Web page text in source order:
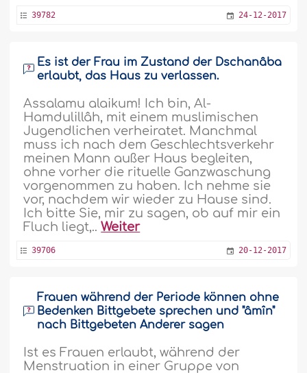
39782 24-12-2017
Es ist der Frau im Zustand der Dschanâba
erlaubt, das Haus zu verlassen.
Assalamu alaikum! Ich bin, Al-
Hamdulillâh, mit einem muslimischen
Jugendlichen verheiratet. Manchmal
muss ich nach dem Geschlechtsverkehr
meinen Mann außer Haus begleiten,
ohne vorher die rituelle Ganzwaschung
vorgenommen zu haben. Ich nehme sie
vor, nachdem wir wieder zu Hause sind.
Ich bitte Sie, mir zu sagen, ob auf mir ein
Fluch liegt,..Weiter
39706 20-12-2017
Frauen während der Periode können ohne
Bedenken Bittgebete sprechen und "âmîn"
nach Bittgebeten Anderer sagen
Ist es Frauen erlaubt, während der
Menstruation in einer Gruppe von